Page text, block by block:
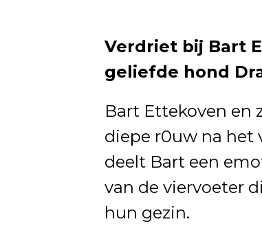
Verdriet bij Bart
geliefde hond
Bart Ettekoven en
diepe r0uw na het
deelt Bart een
van de viervoeter
hun gezin.